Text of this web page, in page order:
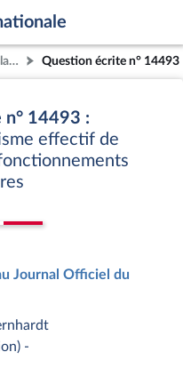
Question écrite n° 14493
14493 :
effectif de
Journal Officiel du
-